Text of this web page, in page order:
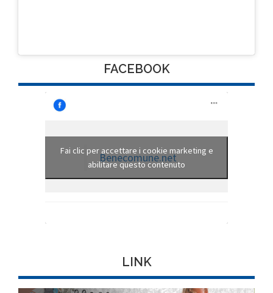
FACEBOOK
Benecomune.net
Fai clic per accettare i cookie marketing e
abilitare questo contenuto
LINK